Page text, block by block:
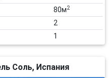
80м2
2
1
Соль, Испания